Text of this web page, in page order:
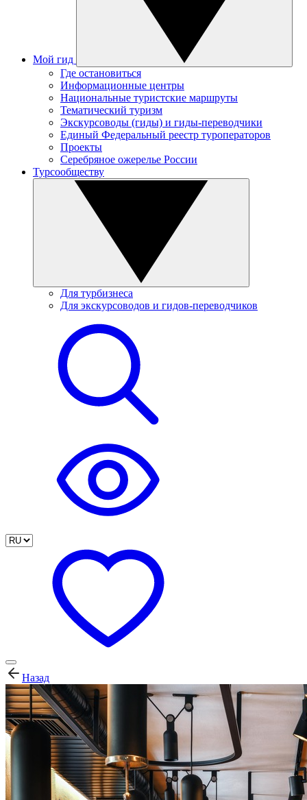
Мой гид
Где остановиться
Информационные центры
Национальные туристские маршруты
Тематический туризм
Экскурсоводы (гиды) и гиды-переводчики
Единый Федеральный реестр туроператоров
Проекты
Серебряное ожерелье России
Турсообществу
Для турбизнеса
Для экскурсоводов и гидов-переводчиков
Назад